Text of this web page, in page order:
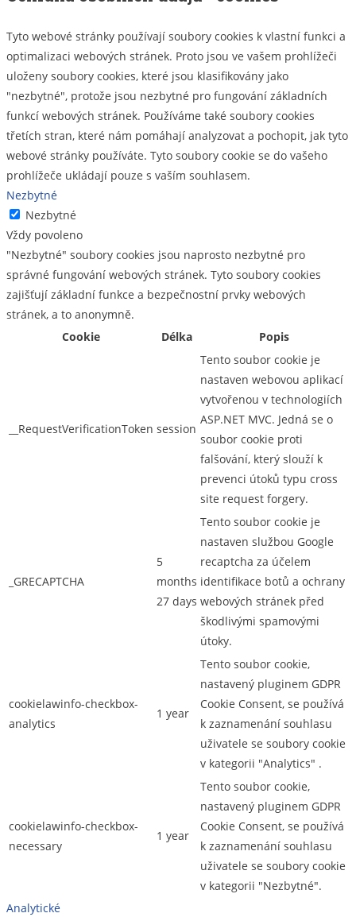
Tyto webové stránky používají soubory cookies k vlastní funkci a
optimalizaci webových stránek. Proto jsou ve vašem prohlížeči
uloženy soubory cookies, které jsou klasifikovány jako
"nezbytné", protože jsou nezbytné pro fungování základních
funkcí webových stránek. Používáme také soubory cookies
třetích stran, které nám pomáhají analyzovat a pochopit, jak tyto
webové stránky používáte. Tyto soubory cookie se do vašeho
prohlížeče ukládají pouze s vaším souhlasem.
Nezbytné
Nezbytné
Vždy povoleno
"Nezbytné" soubory cookies jsou naprosto nezbytné pro
správné fungování webových stránek. Tyto soubory cookies
zajišťují základní funkce a bezpečnostní prvky webových
stránek, a to anonymně.
Cookie
Délka Popis
__RequestVerificationToken session
Tento soubor cookie je
nastaven webovou aplikací
vytvořenou v technologiích
ASP.NET MVC. Jedná se o
soubor cookie proti
falšování, který slouží k
prevenci útoků typu cross
site request forgery.
_GRECAPTCHA
5
months
27 days
Tento soubor cookie je
nastaven službou Google
recaptcha za účelem
identifikace botů a ochrany
webových stránek před
škodlivými spamovými
útoky.
cookielawinfo-checkbox-
analytics
1 year
Tento soubor cookie,
nastavený pluginem GDPR
Cookie Consent, se používá
k zaznamenání souhlasu
uživatele se soubory cookie
v kategorii "Analytics" .
cookielawinfo-checkbox-
necessary
1 year
Tento soubor cookie,
nastavený pluginem GDPR
Cookie Consent, se používá
k zaznamenání souhlasu
uživatele se soubory cookie
v kategorii "Nezbytné".
Analytické